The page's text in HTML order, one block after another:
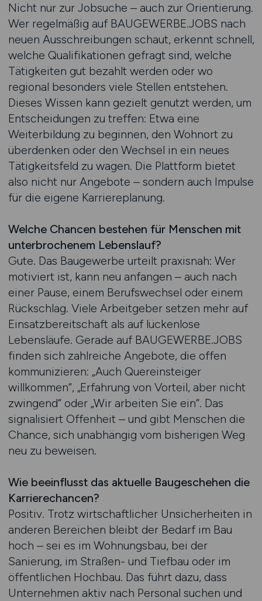
Nicht nur zur Jobsuche – auch zur Orientierung.
Wer regelmäßig auf BAUGEWERBE.JOBS nach
neuen Ausschreibungen schaut, erkennt schnell,
welche Qualifikationen gefragt sind, welche
Tätigkeiten gut bezahlt werden oder wo
regional besonders viele Stellen entstehen.
Dieses Wissen kann gezielt genutzt werden, um
Entscheidungen zu treffen: Etwa eine
Weiterbildung zu beginnen, den Wohnort zu
überdenken oder den Wechsel in ein neues
Tätigkeitsfeld zu wagen. Die Plattform bietet
also nicht nur Angebote – sondern auch Impulse
für die eigene Karriereplanung.
Welche Chancen bestehen für Menschen mit
unterbrochenem Lebenslauf?
Gute. Das Baugewerbe urteilt praxisnah: Wer
motiviert ist, kann neu anfangen – auch nach
einer Pause, einem Berufswechsel oder einem
Rückschlag. Viele Arbeitgeber setzen mehr auf
Einsatzbereitschaft als auf lückenlose
Lebensläufe. Gerade auf BAUGEWERBE.JOBS
finden sich zahlreiche Angebote, die offen
kommunizieren: „Auch Quereinsteiger
willkommen“, „Erfahrung von Vorteil, aber nicht
zwingend“ oder „Wir arbeiten Sie ein“. Das
signalisiert Offenheit – und gibt Menschen die
Chance, sich unabhängig vom bisherigen Weg
neu zu beweisen.
Wie beeinflusst das aktuelle Baugeschehen die
Karrierechancen?
Positiv. Trotz wirtschaftlicher Unsicherheiten in
anderen Bereichen bleibt der Bedarf im Bau
hoch – sei es im Wohnungsbau, bei der
Sanierung, im Straßen- und Tiefbau oder im
öffentlichen Hochbau. Das führt dazu, dass
Unternehmen aktiv nach Personal suchen und